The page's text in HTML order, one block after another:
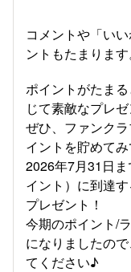
コメントや「い
ントもたまります
ポイントがたま
じて素敵なプレゼ
ぜひ、ファンク
イントを貯めてみ
2026年7月31日
イント）に到達
プレゼント！
今期のポイント/
になりましたの
てください♪